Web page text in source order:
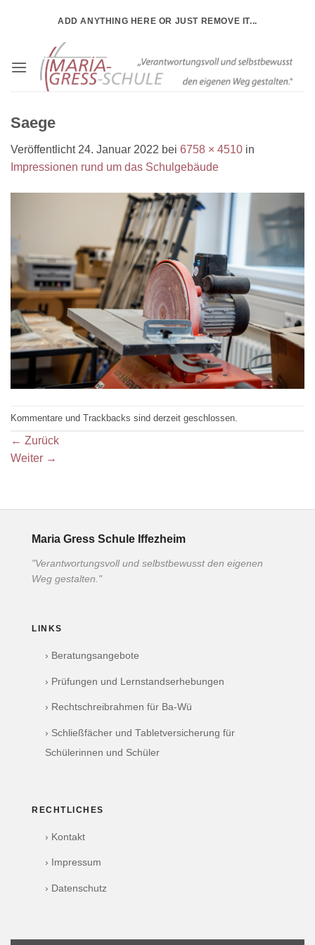
ADD ANYTHING HERE OR JUST REMOVE IT...
Saege
Veröffentlicht 24. Januar 2022 bei 6758 × 4510 in
Impressionen rund um das Schulgebäude
Kommentare und Trackbacks sind derzeit geschlossen.
← Zurück
Weiter →
Maria Gress Schule Iffezheim
"Verantwortungsvoll und selbstbewusst den eigenen
Weg gestalten."
LINKS
› Beratungsangebote
› Prüfungen und Lernstandserhebungen
› Rechtschreibrahmen für Ba-Wü
› Schließfächer und Tabletversicherung für
Schülerinnen und Schüler
RECHTLICHES
› Kontakt
› Impressum
› Datenschutz